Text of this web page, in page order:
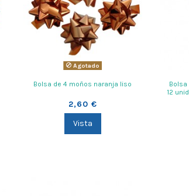
Agotado
Bolsa de 4 moños naranja liso
2,60 €
Vista
12